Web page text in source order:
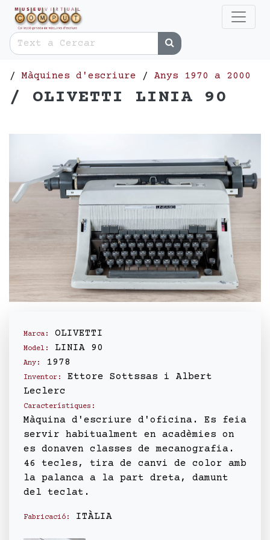
/ Màquines d'escriure / Anys 1970 a 2000
/ OLIVETTI LINIA 90
Marca: OLIVETTI
Model: LINIA 90
Any: 1978
Inventor:
Ettore Sottssas i Albert
Leclerc
Característiques:
Màquina d'escriure d'oficina. Es feia
servir habitualment en acadèmies on
es donaven classes de mecanografia.
46 tecles, tira de canvi de color amb
la palanca a la part dreta, damunt
del teclat.
Fabricació: ITÀLIA